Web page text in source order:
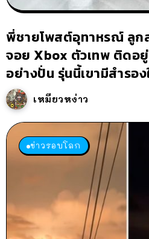
พี่ชายโพสต์อุทาหรณ์ ลูก
จอย Xbox ตัวเทพ ติดอ
อย่างปั่น รุ่นนี้เขามีสำรอ
เหมียวหง่าว
ข่าวรอบโลก